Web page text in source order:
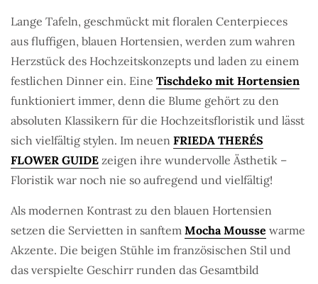
Lange Tafeln, geschmückt mit floralen Centerpieces
aus fluffigen, blauen Hortensien, werden zum wahren
Herzstück des Hochzeitskonzepts und laden zu einem
festlichen Dinner ein. Eine Tischdeko mit Hortensien
funktioniert immer, denn die Blume gehört zu den
absoluten Klassikern für die Hochzeitsfloristik und lässt
sich vielfältig stylen. Im neuen FRIEDA THERÉS
FLOWER GUIDE zeigen ihre wundervolle Ästhetik –
Floristik war noch nie so aufregend und vielfältig!
Als modernen Kontrast zu den blauen Hortensien
setzen die Servietten in sanftem Mocha Mousse warme
Akzente. Die beigen Stühle im französischen Stil und
das verspielte Geschirr runden das Gesamtbild